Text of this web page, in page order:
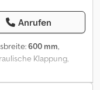
Anrufen
600 mm,
Klappung,
Zustand, sofort
Aiqjha